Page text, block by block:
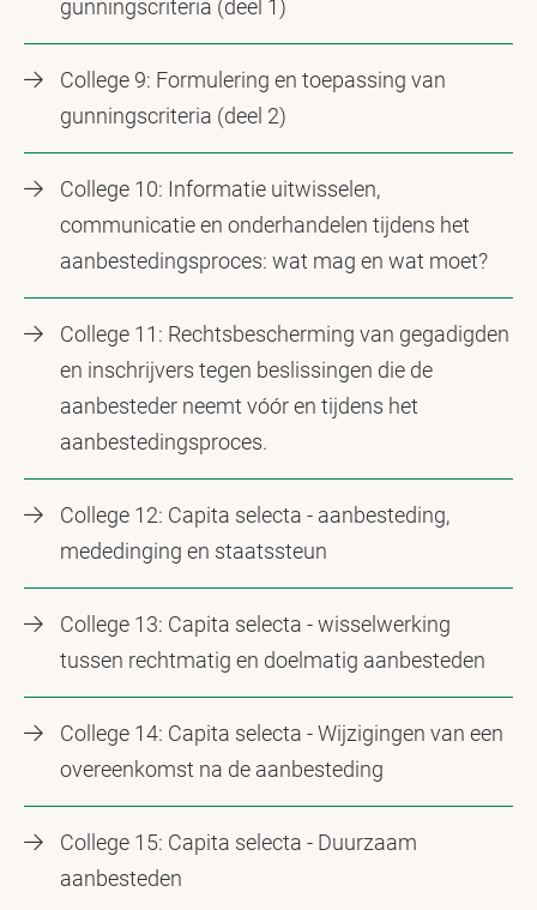
gunningscriteria (deel 1)
College 9: Formulering en toepassing van
gunningscriteria (deel 2)
College 10: Informatie uitwisselen,
communicatie en onderhandelen tijdens het
aanbestedingsproces: wat mag en wat moet?
College 11: Rechtsbescherming van gegadigden
en inschrijvers tegen beslissingen die de
aanbesteder neemt vóór en tijdens het
aanbestedingsproces.
College 12: Capita selecta - aanbesteding,
mededinging en staatssteun
College 13: Capita selecta - wisselwerking
tussen rechtmatig en doelmatig aanbesteden
College 14: Capita selecta - Wijzigingen van een
overeenkomst na de aanbesteding
College 15: Capita selecta - Duurzaam
aanbesteden